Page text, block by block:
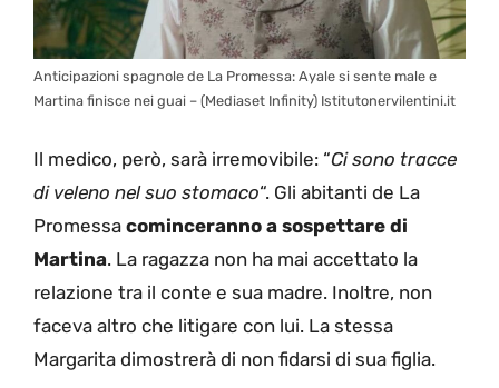
Anticipazioni spagnole de La Promessa: Ayale si sente male e
Martina finisce nei guai – (Mediaset Infinity) Istitutonervilentini.it
Il medico, però, sarà irremovibile: “Ci sono tracce
di veleno nel suo stomaco“. Gli abitanti de La
Promessa cominceranno a sospettare di
Martina. La ragazza non ha mai accettato la
relazione tra il conte e sua madre. Inoltre, non
faceva altro che litigare con lui. La stessa
Margarita dimostrerà di non fidarsi di sua figlia.